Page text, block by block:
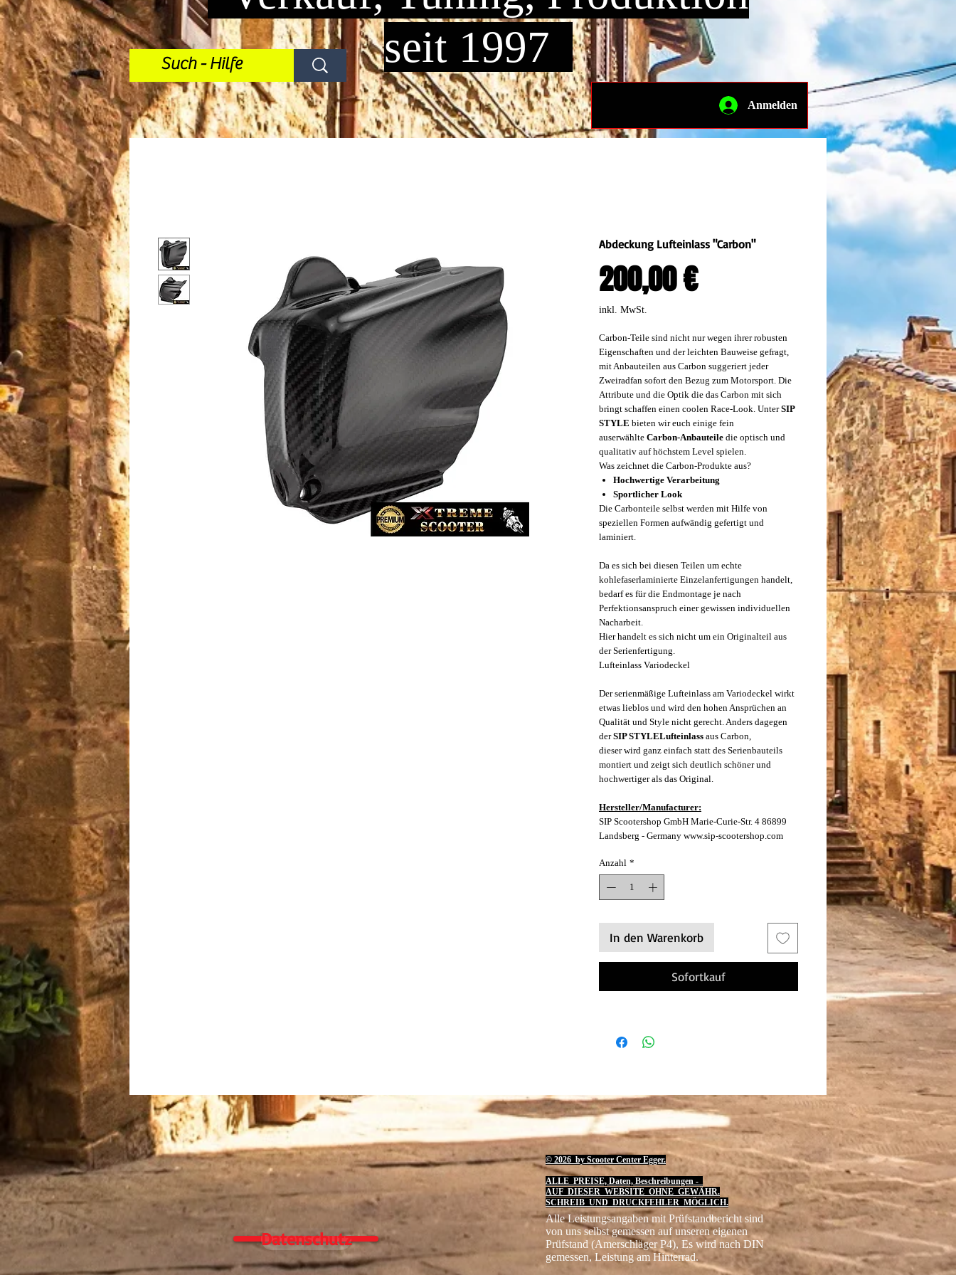
seit 1997
Anmelden
Abdeckung Lufteinlass "Carbon"
200,00 €Preis
inkl. MwSt.
Carbon-Teile sind nicht nur wegen ihrer robusten
Eigenschaften und der leichten Bauweise gefragt,
mit Anbauteilen aus Carbon suggeriert jeder
Zweiradfan sofort den Bezug zum Motorsport. Die
Attribute und die Optik die das Carbon mit sich
bringt schaffen einen coolen Race-Look. UnterSIP
STYLE bieten wir euch einige fein
auserwählte Carbon-Anbauteile die optisch und
qualitativ auf höchstem Level spielen.
Was zeichnet die Carbon-Produkte aus?
Hochwertige Verarbeitung
Sportlicher Look
Die Carbonteile selbst werden mit Hilfe von
speziellen Formen aufwändig gefertigt und
laminiert.
Da es sich bei diesen Teilen um echte
kohlefaserlaminierte Einzelanfertigungen handelt,
bedarf es für die Endmontage je nach
Perfektionsanspruch einer gewissen individuellen
Nacharbeit.
Hier handelt es sich nicht um ein Originalteil aus
der Serienfertigung.
Lufteinlass Variodeckel
Der serienmäßige Lufteinlass am Variodeckel wirkt
etwas lieblos und wird den hohen Ansprüchen an
Qualität und Style nicht gerecht. Anders dagegen
derSIP STYLELufteinlass aus Carbon,
dieser wird ganz einfach statt des Serienbauteils
montiert und zeigt sich deutlich schöner und
hochwertiger als das Original.
Hersteller/Manufacturer:
SIP Scootershop GmbH Marie-Curie-Str. 4 86899
Landsberg - Germany www.sip-scootershop.com
Anzahl *
In den Warenkorb
Sofortkauf
Datenschutz
Alle Leistungsangaben mit Prüfstandbericht sind
von uns selbst gemessen auf unseren eigenen
Prüfstand (Amerschläger P4), Es wird nach DIN
gemessen, Leistung am Hinterrad.
© 2026 by Scooter Center Egger.
ALLE PREISE, Daten, Beschreibungen -
AUF DIESER WEBSITE OHNE GEWÄHR.
SCHREIB UND DRUCKFEHLER MÖGLICH.